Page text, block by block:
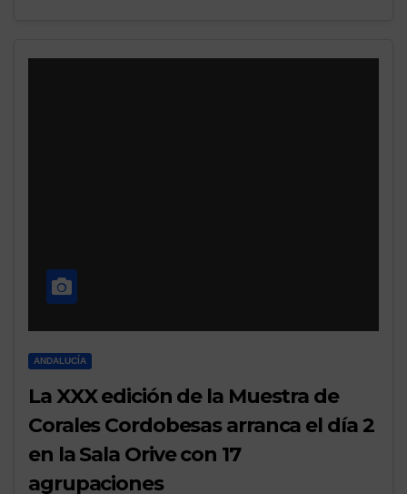
ANDALUCÍA
La XXX edición de la Muestra de
Corales Cordobesas arranca el día 2
en la Sala Orive con 17
agrupaciones